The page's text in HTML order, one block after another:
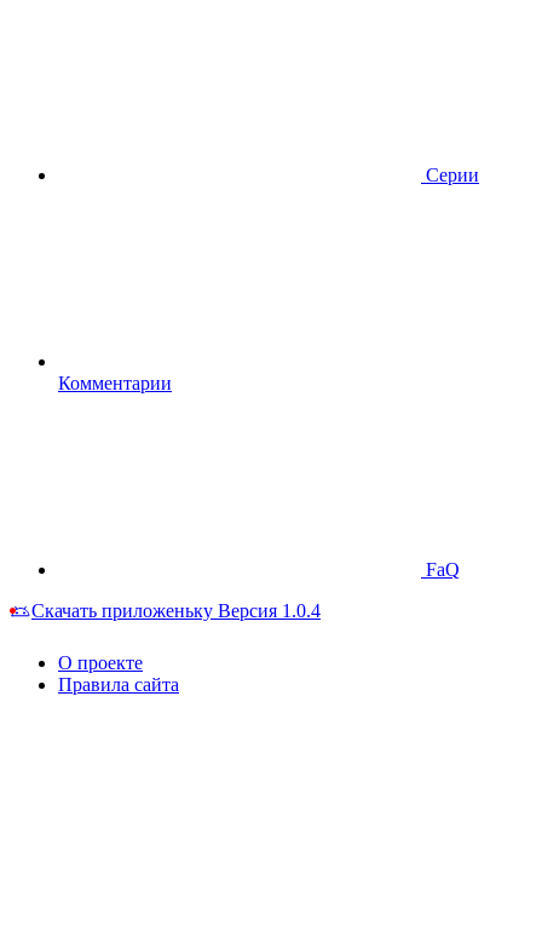
Серии
Комментарии
FaQ
Скачать приложеньку Версия 1.0.4
О проекте
Правила сайта